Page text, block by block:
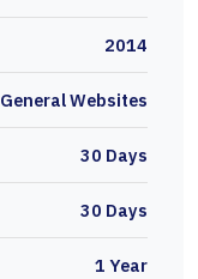
2014
General Websites
30 Days
30 Days
1 Year